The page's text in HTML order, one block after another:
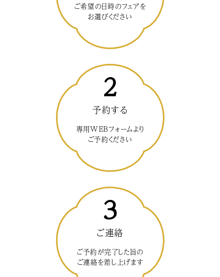
ご希望の日時のフェアを
お選びください
2
予約する
専用WEBフォームより
ご予約ください
3
ご連絡
ご予約が完了した旨の
ご連絡を差し上げます